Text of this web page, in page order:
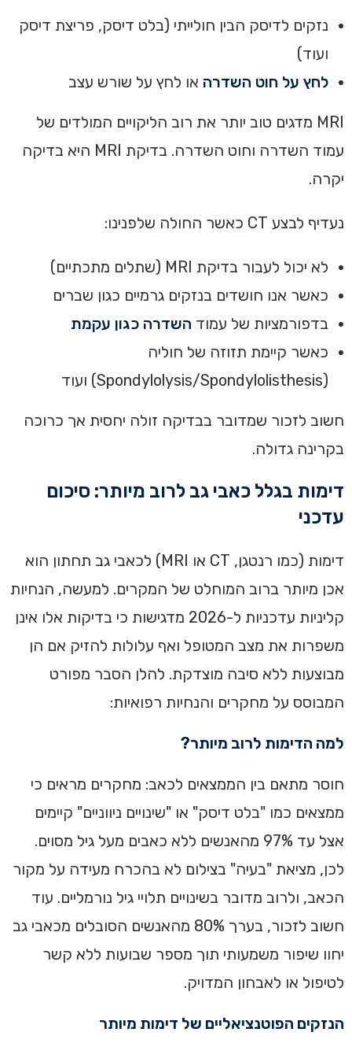
נזקים לדיסק הבין חולייתי (בלט דיסק, פריצת דיסק
ועוד)
לחץ על חוט השדרה או לחץ על שורש עצב
MRI מדגים טוב יותר את רוב הליקויים המולדים של
עמוד השדרה וחוט השדרה. בדיקת MRI היא בדיקה
יקרה.
נעדיף לבצע CT כאשר החולה שלפנינו:
לא יכול לעבור בדיקת MRI (שתלים מתכתיים)
כאשר אנו חושדים בנזקים גרמיים כגון שברים
בדפורמציות של עמוד השדרה כגון עקמת
כאשר קיימת תזוזה של חוליה
(Spondylolysis/Spondylolisthesis) ועוד
חשוב לזכור שמדובר בבדיקה זולה יחסית אך כרוכה
בקרינה גדולה.
דימות בגלל כאבי גב לרוב מיותר: סיכום
עדכני
דימות (כמו רנטגן, CT או MRI) לכאבי גב תחתון הוא
אכן מיותר ברוב המוחלט של המקרים. למעשה, הנחיות
קליניות עדכניות ל-2026 מדגישות כי בדיקות אלו אינן
משפרות את מצב המטופל ואף עלולות להזיק אם הן
מבוצעות ללא סיבה מוצדקת. להלן הסבר מפורט
המבוסס על מחקרים והנחיות רפואיות:
למה הדימות לרוב מיותר?
חוסר מתאם בין הממצאים לכאב: מחקרים מראים כי
ממצאים כמו "בלט דיסק" או "שינויים ניווניים" קיימים
אצל עד 97% מהאנשים ללא כאבים מעל גיל מסוים.
לכן, מציאת "בעיה" בצילום לא בהכרח מעידה על מקור
הכאב, ולרוב מדובר בשינויים תלויי גיל נורמליים. עוד
חשוב לזכור, בערך 80% מהאנשים הסובלים מכאבי גב
יחוו שיפור משמעותי תוך מספר שבועות ללא קשר
לטיפול או לאבחון המדויק.
הנזקים הפוטנציאליים של דימות מיותר